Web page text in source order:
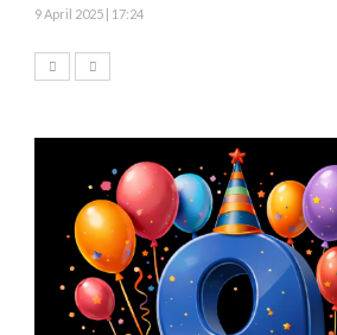
9 April 2025 | 17:24